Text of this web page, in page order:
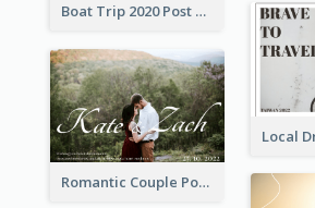
Boat Trip 2020 Post Card
Romantic Couple Post Card